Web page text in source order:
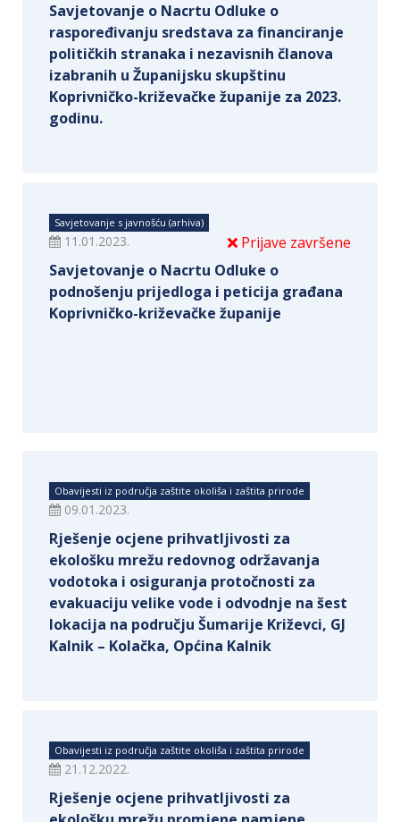
Savjetovanje o Nacrtu Odluke o
raspoređivanju sredstava za financiranje
političkih stranaka i nezavisnih članova
izabranih u Županijsku skupštinu
Koprivničko-križevačke županije za 2023.
godinu.
Savjetovanje s javnošću (arhiva)
Prijave završene
11.01.2023.
Savjetovanje o Nacrtu Odluke o
podnošenju prijedloga i peticija građana
Koprivničko-križevačke županije
Obavijesti iz područja zaštite okoliša i zaštita prirode
09.01.2023.
Rješenje ocjene prihvatljivosti za
ekološku mrežu redovnog održavanja
vodotoka i osiguranja protočnosti za
evakuaciju velike vode i odvodnje na šest
lokacija na području Šumarije Križevci, GJ
Kalnik – Kolačka, Općina Kalnik
Obavijesti iz područja zaštite okoliša i zaštita prirode
21.12.2022.
Rješenje ocjene prihvatljivosti za